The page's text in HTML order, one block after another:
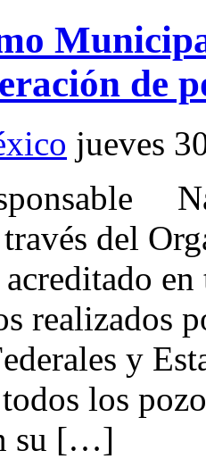
de
jueves
del
realizados
y
los
su […]